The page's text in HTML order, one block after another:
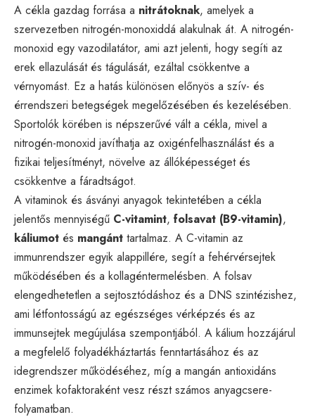
A cékla gazdag forrása a nitrátoknak, amelyek a
szervezetben nitrogén-monoxiddá alakulnak át. A nitrogén-
monoxid egy vazodilatátor, ami azt jelenti, hogy segíti az
erek ellazulását és tágulását, ezáltal csökkentve a
vérnyomást. Ez a hatás különösen előnyös a szív- és
érrendszeri betegségek megelőzésében és kezelésében.
Sportolók körében is népszerűvé vált a cékla, mivel a
nitrogén-monoxid javíthatja az oxigénfelhasználást és a
fizikai teljesítményt, növelve az állóképességet és
csökkentve a fáradtságot.
A vitaminok és ásványi anyagok tekintetében a cékla
jelentős mennyiségű C-vitamint, folsavat (B9-vitamin),
káliumot és mangánt tartalmaz. A C-vitamin az
immunrendszer egyik alappillére, segít a fehérvérsejtek
működésében és a kollagéntermelésben. A folsav
elengedhetetlen a sejtosztódáshoz és a DNS szintézishez,
ami létfontosságú az egészséges vérképzés és az
immunsejtek megújulása szempontjából. A kálium hozzájárul
a megfelelő folyadékháztartás fenntartásához és az
idegrendszer működéséhez, míg a mangán antioxidáns
enzimek kofaktoraként vesz részt számos anyagcsere-
folyamatban.